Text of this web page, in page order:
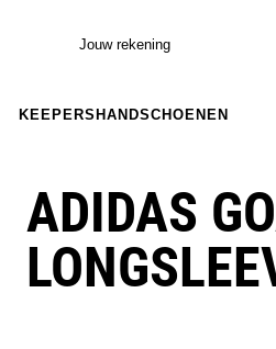
Jouw rekening
KEEPERSHANDSCHOENEN
ADIDAS